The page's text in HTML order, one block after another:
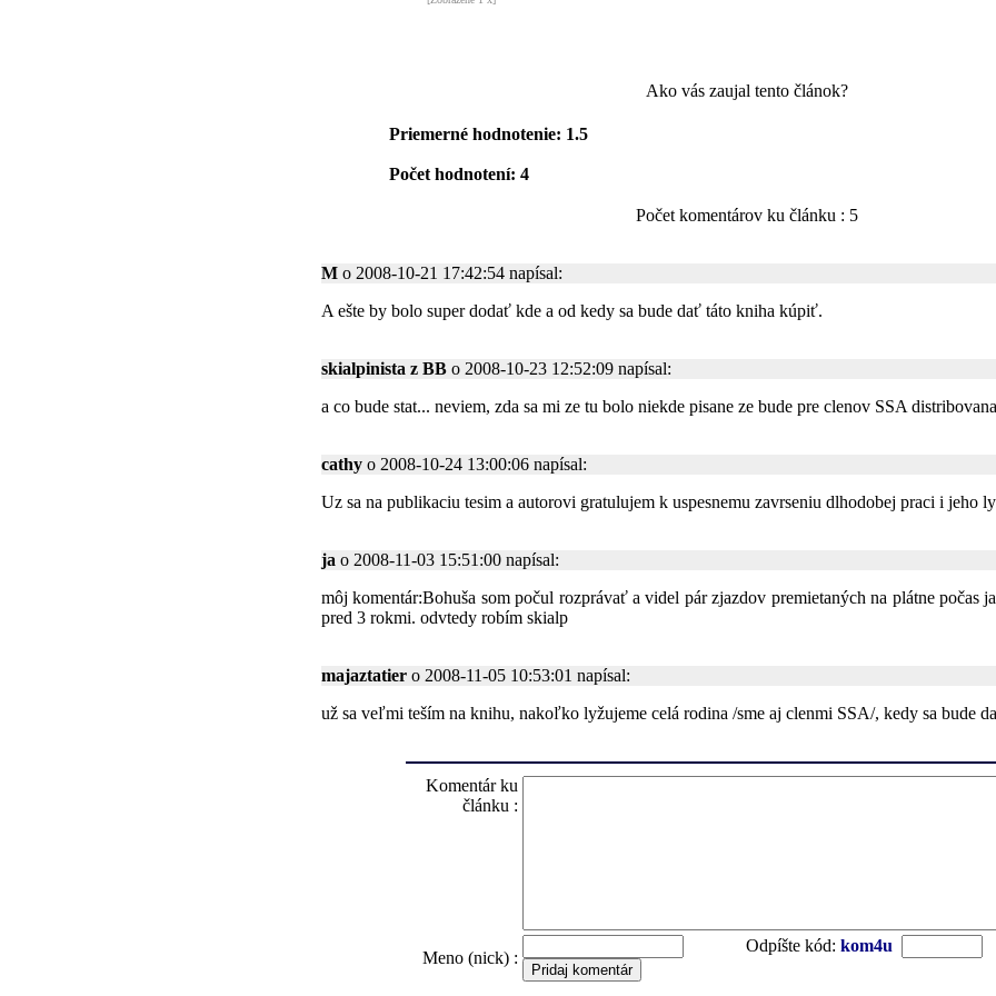
Ako vás zaujal tento článok?
Priemerné hodnotenie: 1.5
Počet hodnotení: 4
Počet komentárov ku článku : 5
M o 2008-10-21 17:42:54 napísal:
A ešte by bolo super dodať kde a od kedy sa bude dať táto kniha kúpiť.
skialpinista z BB o 2008-10-23 12:52:09 napísal:
a co bude stat... neviem, zda sa mi ze tu bolo niekde pisane ze bude pre clenov SSA
cathy o 2008-10-24 13:00:06 napísal:
Uz sa na publikaciu tesim a autorovi gratulujem k uspesnemu zavrseniu dlhodobej praci i jeho
ja o 2008-11-03 15:51:00 napísal:
môj komentár:Bohuša som počul rozprávať a videl pár zjazdov premietaných na plátne počas
pred 3 rokmi. odvtedy robím skialp
majaztatier o 2008-11-05 10:53:01 napísal:
už sa veľmi teším na knihu, nakoľko lyžujeme celá rodina /sme aj clenmi SSA/, kedy sa bude
Komentár ku
článku :
Meno (nick) :
Odpíšte kód: kom4u